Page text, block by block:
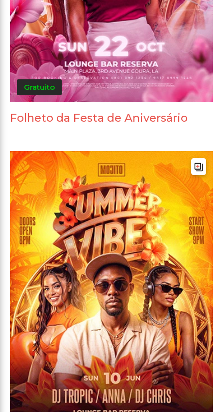
Gratuito
Folheto da Festa de Aniversário